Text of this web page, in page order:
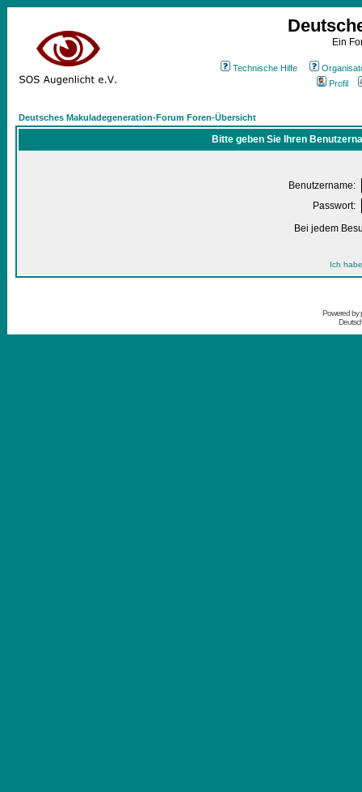
Ein
Technische Hilfe
Profil
Deutsches Makuladegeneration-Forum Foren-Übersicht
Bitte geben Sie Ihren
Benutzername:
Passwort:
Bei jedem
Ich
Powered by